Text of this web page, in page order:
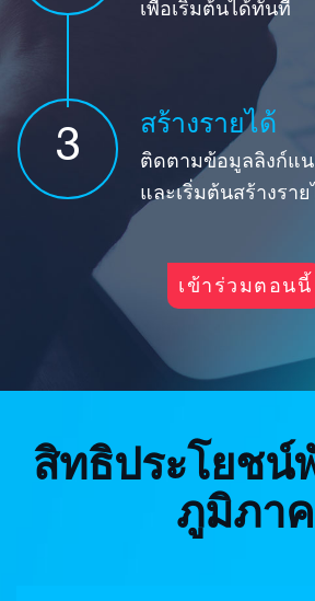
เพื่อเริ่มต้นได้ทันที
3
สร้างรายได้
ติดตามข้อมูลลิงก์แ
และเริ่มต้นสร้างรา
เข้าร่วมตอนนี้
สิทธิประโยชน์
ภูมิภาค